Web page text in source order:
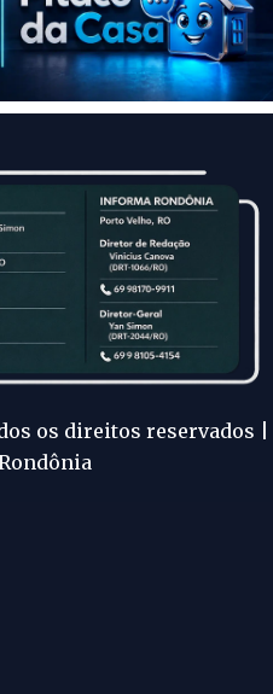
os direitos reservados |